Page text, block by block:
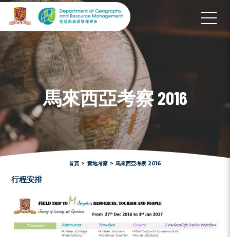
馬來西亞考察 2016
首頁 > 實地考察 > 馬來西亞考察 2016
行程安排